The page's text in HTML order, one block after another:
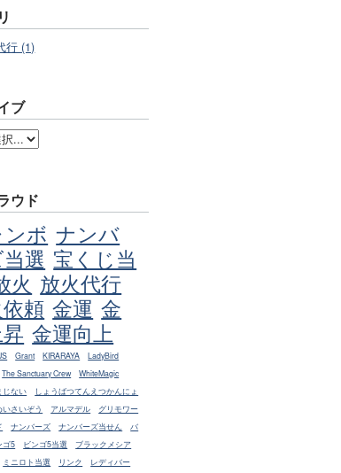
行 (1)
ブ
ウド
ボ ナンバ
選 宝くじ当
火 放火代行
頼 金運 金
金運向上
Grant KIRARAYA
LadyBird
The Sanctuary Crew
WhiteMagic
じない
しょうばつてんえつかんにょ
さいぞう
アルマデル
グリモワー
ナンバーズ ナンバーズ当せん
バ
ゴ5 ビンゴ5当選
ブラックメシア
ミニロト当選 リンク
レディバー